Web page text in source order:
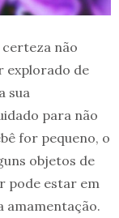
não
explorado de
sua
para não
for pequeno, o
objetos de
pode estar em
amamentação.